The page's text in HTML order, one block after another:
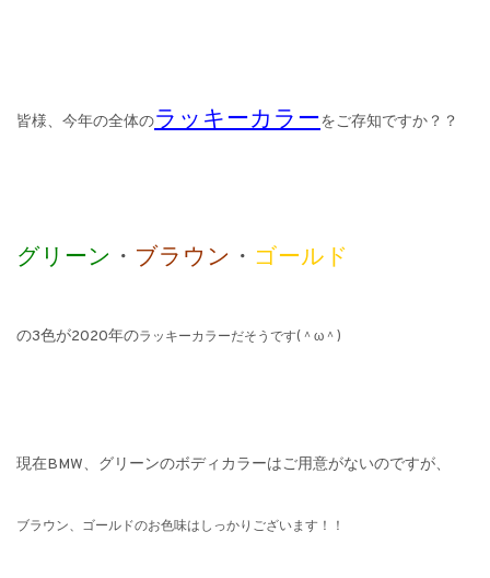
皆様、今年の全体のラッキーカラーをご存知ですか？？
グリーン ・ ブラウン ・ ゴールド
の3色が2020年のラッキーカラーだそうです(＾ω＾)
現在BMW、グリーンのボディカラーはご用意がないのですが、
ブラウン、ゴールドのお色味はしっかりございます！！